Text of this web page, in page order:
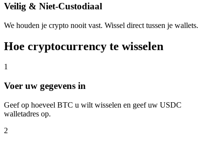
Veilig & Niet-Custodiaal
We houden je crypto nooit vast. Wissel direct tussen je wallets.
Hoe cryptocurrency te wisselen
1
Voer uw gegevens in
Geef op hoeveel BTC u wilt wisselen en geef uw USDC
walletadres op.
2